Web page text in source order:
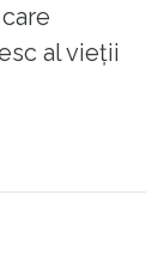
al vieții